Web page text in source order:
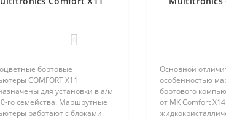
бортовые
COMFORT Х11
для установки в а/м
го семейства. Маршрутные
работают с блоками
Основной
особенностью
бортового
от МК Comfort